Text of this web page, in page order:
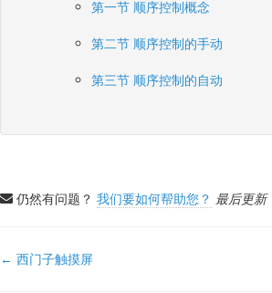
第一节 顺序控制概念
第二节 顺序控制的手动
第三节 顺序控制的自动
仍然有问题？ 我们要如何帮助您？ 最后更新
文
← 西门子触摸屏